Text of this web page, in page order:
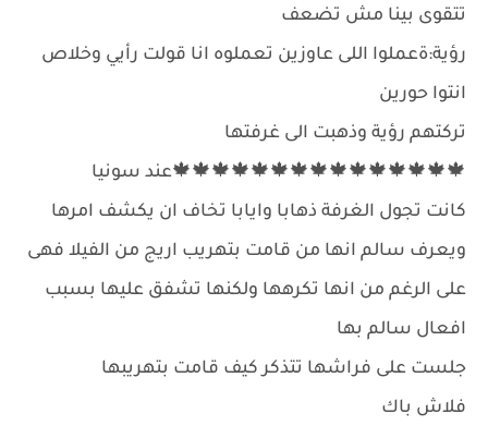
تتقوى بينا مش تضعف
رؤية:ةعملوا اللى عاوزين تعملوه انا قولت رأيي وخلاص
انتوا حورين
تركتهم رؤية وذهبت الى غرفتها
🍁🍁🍁🍁🍁🍁🍁🍁🍁🍁🍁🍁🍁🍁🍁عند سونيا
كانت تجول الغرفة ذهابا وايابا تخاف ان يكشف امرها
ويعرف سالم انها من قامت بتهريب اريج من الفيلا فهى
على الرغم من انها تكرهها ولكنها تشفق عليها بسبب
افعال سالم بها
جلست على فراشها تتذكر كيف قامت بتهريبها
فلاش باك